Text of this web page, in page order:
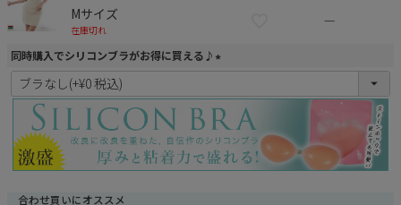
Mサイズ
在庫切れ
—
同時購入でシリコンブラがお得に買える♪
(
須
)
合わせ買いにオススメ